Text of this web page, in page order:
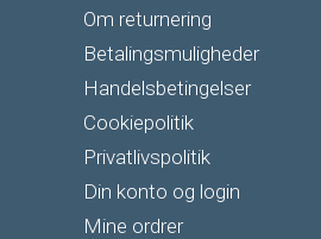
Om returnering
Betalingsmuligheder
Handelsbetingelser
Cookiepolitik
Privatlivspolitik
Din konto og login
Mine ordrer